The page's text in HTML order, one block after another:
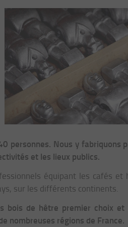
personnes. Nous y fabriquons
et les lieux publics.
équipant les cafés et
sur les différents continents.
bois de hêtre premier choix
nombreuses régions de France.